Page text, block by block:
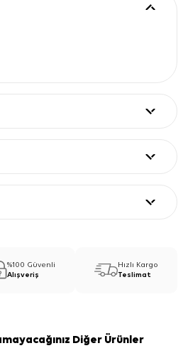
%100 Güvenli
Alışveriş
Hızlı Kargo
Teslimat
Diğer Ürünler